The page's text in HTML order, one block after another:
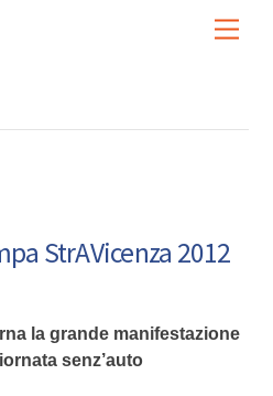
StrAVicenza 2012
la grande manifestazione
senz’auto